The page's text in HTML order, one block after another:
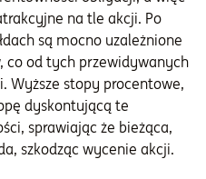
na tle akcji. Po
są mocno uzależnione
co od tych przewidywanych
Wyższe stopy procentowe,
dyskontującą te
sprawiając że bieżąca,
szkodząc wycenie akcji.